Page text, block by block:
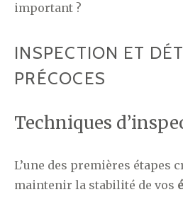
important ?
INSPECTION ET
PRÉCOCES
Techniques
L’une des premières étapes
maintenir la stabilité de vos